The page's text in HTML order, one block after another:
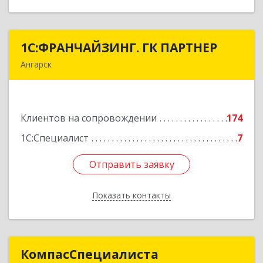
1С:ФРАНЧАЙЗИНГ. ГК ПАРТНЕР
Ангарск
Клиентов на сопровождении
174
1С:Специалист
7
Отправить заявку
Показать контакты
1С:ФРАНЧАЙЗИНГ. ГК ПАРТНЕР
Подробнее
Отправить заявку
Назад
КомпасСпециалистаКомпасСпециалиста